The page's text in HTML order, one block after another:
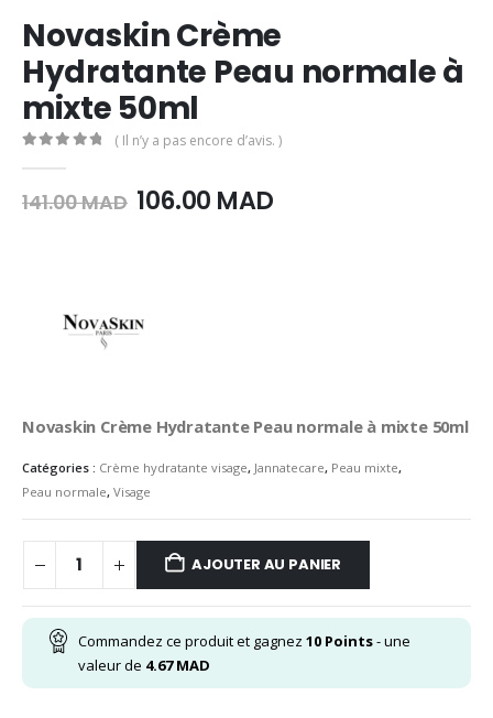
Novaskin Crème
Hydratante Peau normale à
mixte 50ml
( Il n’y a pas encore d’avis. )
141.00MAD Le
MAD.
106.00 MADLe
Novaskin Crème Hydratante Peau normale à mixte 50ml
Catégories : Crème hydratante visage, Jannatecare, Peau mixte,
Peau normale, Visage
AJOUTER AU PANIER
Commandez ce produit et gagnez 10 Points- une
valeur de 4.67MAD